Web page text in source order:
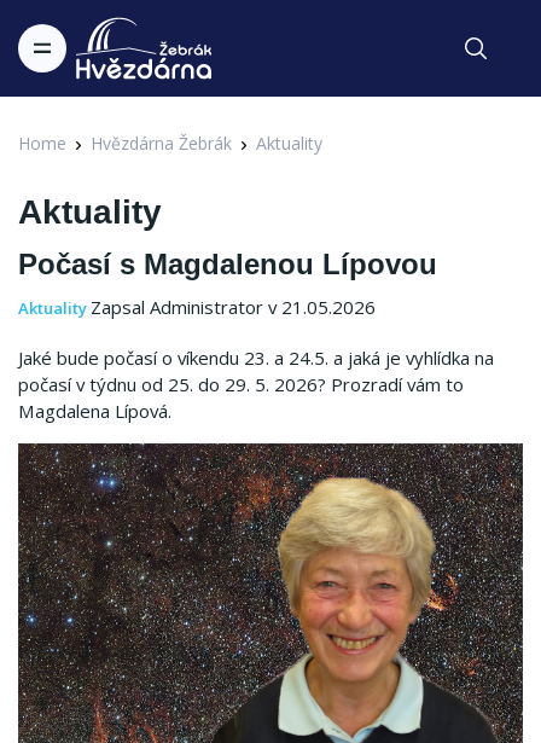
Home Hvězdárna Žebrák Aktuality
Aktuality
Počasí s Magdalenou Lípovou
Aktuality Zapsal Administrator v 21.05.2026
Jaké bude počasí o víkendu 23. a 24.5. a jaká je vyhlídka na
počasí v týdnu od 25. do 29. 5. 2026? Prozradí vám to
Magdalena Lípová.